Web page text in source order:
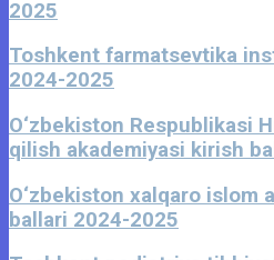
2025
Toshkent farmatsevtika
2024-2025
O‘zbekiston Respublikasi
qilish akademiyasi kirish
O‘zbekiston xalqaro islom
ballari 2024-2025